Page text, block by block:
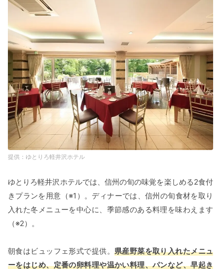
ゆとりろ軽井沢ホテル
ゆとりろ軽井沢ホテルでは、信州の旬の味覚を楽しめる2食付
きプランを用意（※1）。ディナーでは、信州の旬食材を取り
入れた冬メニューを中心に、季節感のある料理を味わえます
（※2）。
朝食はビュッフェ形式で提供。 県産野菜を取り入れたメニュ
ーをはじめ、定番の卵料理や温かい料理、パンなど、早起き